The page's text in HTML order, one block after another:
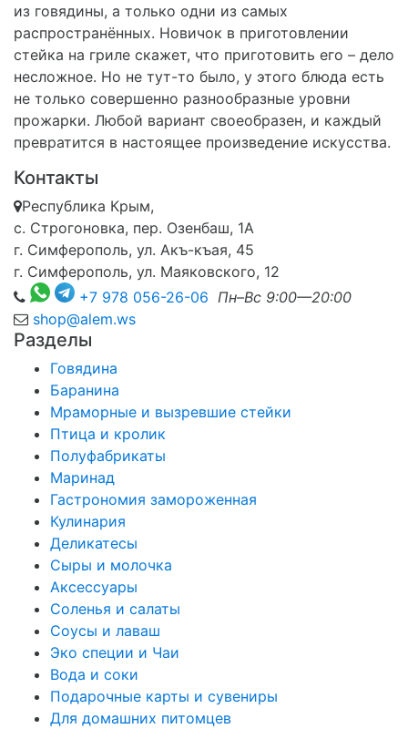
из говядины, а только одни из самых
распространённых. Новичок в приготовлении
стейка на гриле скажет, что приготовить его – дело
несложное. Но не тут-то было, у этого блюда есть
не только совершенно разнообразные уровни
прожарки. Любой вариант своеобразен, и каждый
превратится в настоящее произведение искусства.
Контакты
Республика Крым,
с. Строгоновка, пер. Озенбаш, 1А
г. Симферополь, ул. Акъ-къая, 45
г. Симферополь, ул. Маяковского, 12
+7 978 056-26-06 Пн–Вс 9:00—20:00
shop@alem.ws
Разделы
Говядина
Баранина
Мраморные и вызревшие стейки
Птица и кролик
Полуфабрикаты
Маринад
Гастрономия замороженная
Кулинария
Деликатесы
Сыры и молочка
Аксессуары
Соленья и салаты
Соусы и лаваш
Эко специи и Чаи
Вода и соки
Подарочные карты и сувениры
Для домашних питомцев